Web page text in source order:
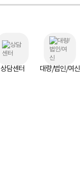
상담센터 대량/법인/여신